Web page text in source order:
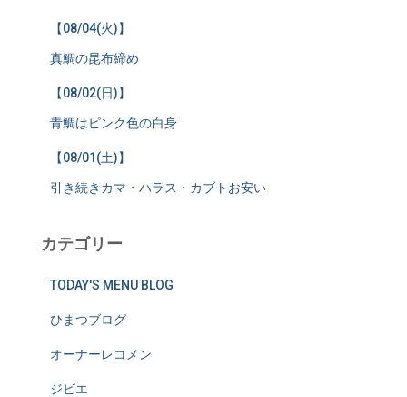
【08/04(火)】
真鯛の昆布締め
【08/02(日)】
青鯛はピンク色の白身
【08/01(土)】
引き続きカマ・ハラス・カブトお安い
カテゴリー
TODAY'S MENU BLOG
ひまつブログ
オーナーレコメン
ジビエ